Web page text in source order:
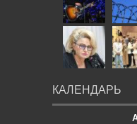
КАЛЕНДАРЬ